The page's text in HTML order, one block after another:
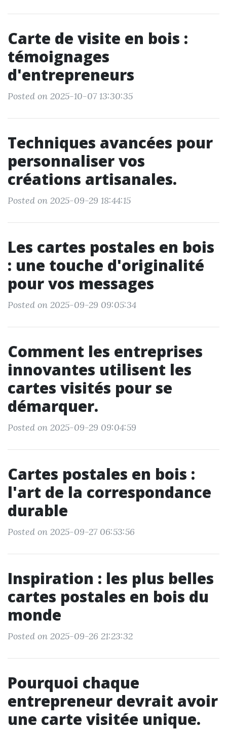
Carte de visite en bois :
témoignages
d'entrepreneurs
Posted on 2025-10-07 13:30:35
Techniques avancées pour
personnaliser vos
créations artisanales.
Posted on 2025-09-29 18:44:15
Les cartes postales en bois
: une touche d'originalité
pour vos messages
Posted on 2025-09-29 09:05:34
Comment les entreprises
innovantes utilisent les
cartes visités pour se
démarquer.
Posted on 2025-09-29 09:04:59
Cartes postales en bois :
l'art de la correspondance
durable
Posted on 2025-09-27 06:53:56
Inspiration : les plus belles
cartes postales en bois du
monde
Posted on 2025-09-26 21:23:32
Pourquoi chaque
entrepreneur devrait avoir
une carte visitée unique.